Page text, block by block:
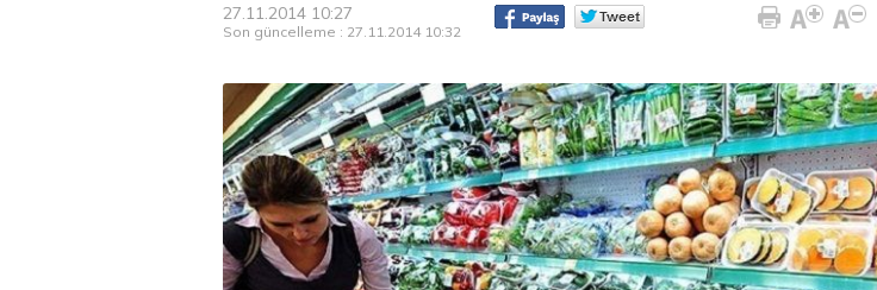
27.11.2014 10:27
Son güncelleme : 27.11.2014 10:32